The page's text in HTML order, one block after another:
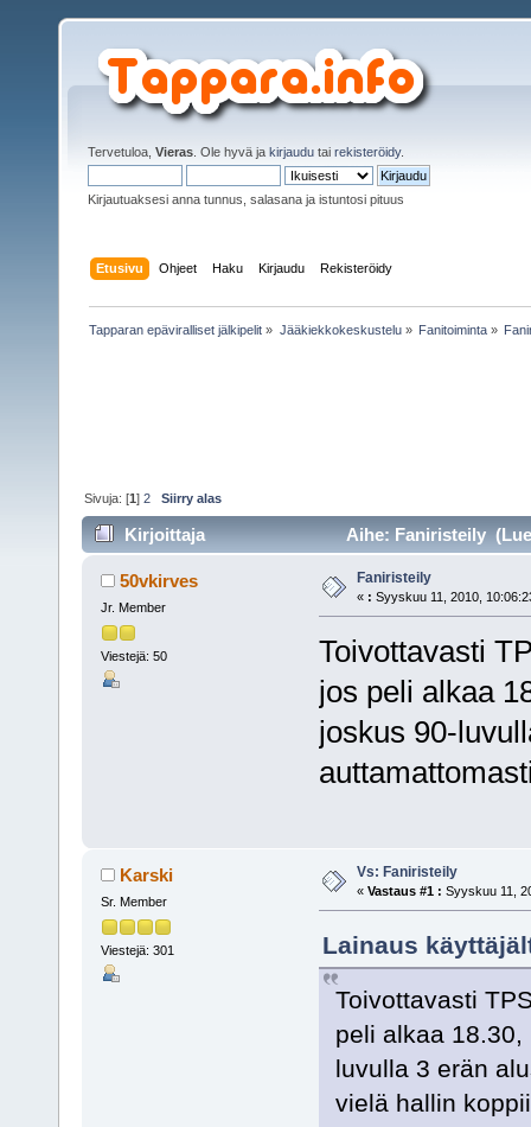
Tervetuloa, Vieras . Ole hyvä ja kirjaudu tai rekisteröidy.
Kirjautuaksesi anna tunnus, salasana ja istuntosi pituus
Etusivu Ohjeet Haku Kirjaudu Rekisteröidy
Tapparan epäviralliset jälkipelit » Jääkiekkokeskustelu» Fanitoiminta»
Sivuja: [1]2 Siirry alas
Kirjoittaja Aihe: Faniristeily
50vkirves
Jr. Member
Viestejä: 50
Faniristeily
« : Syyskuu 11, 2010,
Toivottavasti
jos peli alkaa
joskus 90-
Karski
Sr. Member
Viestejä: 301
Vs: Faniristeily
« Vastaus #1 : Syyskuu 11,
Lainaus
Toivottavasti
peli alkaa
luvulla 3 erän
vielä hallin